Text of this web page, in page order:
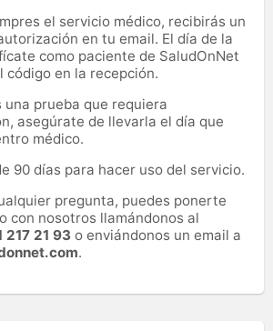
el servicio médico, recibirás un
en tu email. El día de la
como paciente de SaludOnNet
código en la recepción.
una prueba que requiera
asegúrate de llevarla el día que
médico.
90 días para hacer uso del servicio.
pregunta, puedes ponerte
con nosotros llamándonos al
217 21 93 o enviándonos un email a
.